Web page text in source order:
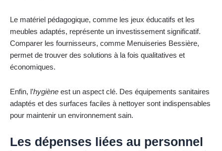
Le matériel pédagogique, comme les jeux éducatifs et les
meubles adaptés, représente un investissement significatif.
Comparer les fournisseurs, comme Menuiseries Bessière,
permet de trouver des solutions à la fois qualitatives et
économiques.
Enfin, l’hygiène est un aspect clé. Des équipements sanitaires
adaptés et des surfaces faciles à nettoyer sont indispensables
pour maintenir un environnement sain.
Les dépenses liées au personnel